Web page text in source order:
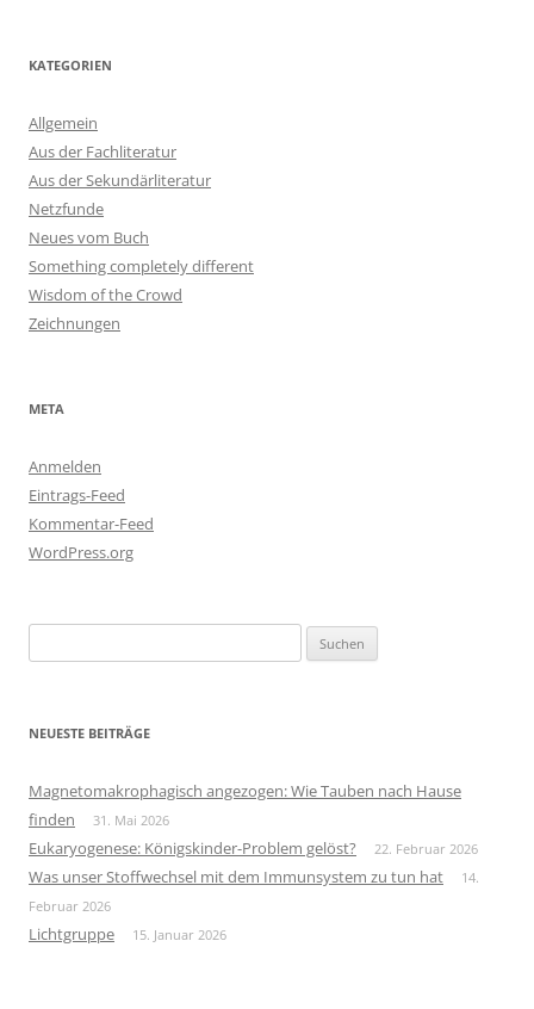
KATEGORIEN
Allgemein
Aus der Fachliteratur
Aus der Sekundärliteratur
Netzfunde
Neues vom Buch
Something completely different
Wisdom of the Crowd
Zeichnungen
META
Anmelden
Eintrags-Feed
Kommentar-Feed
WordPress.org
nach:
NEUESTE BEITRÄGE
Magnetomakrophagisch angezogen: Wie Tauben nach Hause
finden
31. Mai 2026
Eukaryogenese: Königskinder-Problem gelöst? 22. Februar 2026
Was unser Stoffwechsel mit dem Immunsystem zu tun hat
14.
Februar 2026
Lichtgruppe 15. Januar 2026